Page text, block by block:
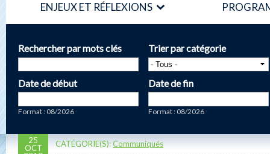
ENJEUX ET RÉFLEXIONS
Rechercher par mots clés Trier par catégorie
Date de début
Format : 08/2026
Date de fin
Format : 08/2026
25
OCT
CATÉGORIE(S):Communiqués